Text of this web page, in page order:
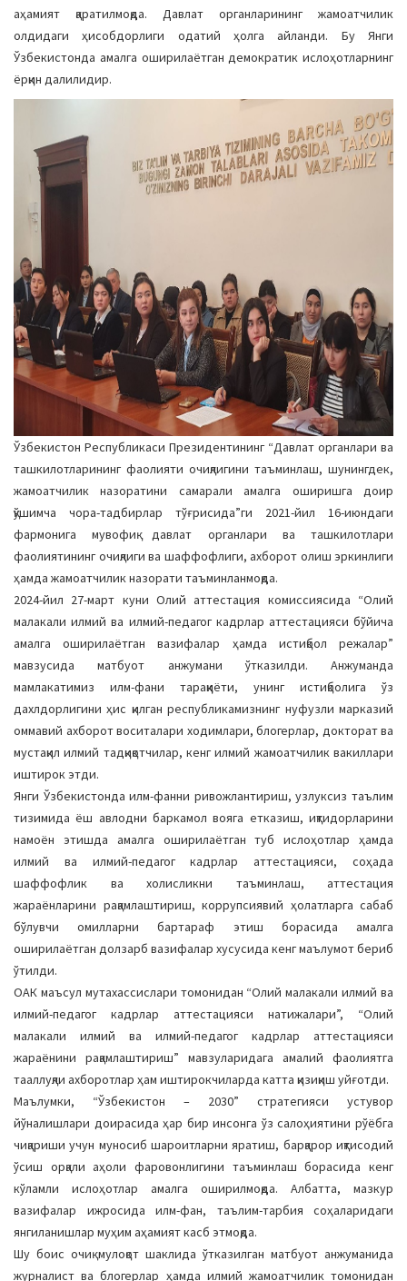
v
i
g
a
t
n
аҳамият қаратилмоқда. Давлат органларининг жамоатчилик
олдидаги ҳисобдорлиги одатий ҳолга айланди. Бу Янги
Ўзбекистонда амалга оширилаётган демократик ислоҳотларнинг
ёрқин далилидир.
Ўзбекистон Республикаси Президентининг “Давлат органлари ва
ташкилотларининг фаолияти очиқлигини таъминлаш, шунингдек,
жамоатчилик назоратини самарали амалга оширишга доир
қўшимча чора-тадбирлар тўғрисида”ги 2021-йил 16-июндаги
фармонига мувофиқ давлат органлари ва ташкилотлари
фаолиятининг очиқлиги ва шаффофлиги, ахборот олиш эркинлиги
ҳамда жамоатчилик назорати таъминланмоқда.
2024-йил 27-март куни Олий аттестация комиссиясида “Олий
малакали илмий ва илмий-педагог кадрлар аттестацияси бўйича
амалга оширилаётган вазифалар ҳамда истиқбол режалар”
мавзусида матбуот анжумани ўтказилди. Анжуманда
мамлакатимиз илм-фани тараққиёти, унинг истиқболига ўз
дахлдорлигини ҳис қилган республикамизнинг нуфузли марказий
оммавий ахборот воситалари ходимлари, блогерлар, докторат ва
мустақил илмий тадқиқотчилар, кенг илмий жамоатчилик вакиллари
иштирок этди.
Янги Ўзбекистонда илм-фанни ривожлантириш, узлуксиз таълим
тизимида ёш авлодни баркамол вояга етказиш, иқтидорларини
намоён этишда амалга оширилаётган туб ислоҳотлар ҳамда
илмий ва илмий-педагог кадрлар аттестацияси, соҳада
шаффофлик ва холисликни таъминлаш, аттестация
жараёнларини рақамлаштириш, коррупсиявий ҳолатларга сабаб
бўлувчи омилларни бартараф этиш борасида амалга
оширилаётган долзарб вазифалар хусусида кенг маълумот бериб
ўтилди.
ОАК маъсул мутахассислари томонидан “Олий малакали илмий ва
илмий-педагог кадрлар аттестацияси натижалари”, “Олий
малакали илмий ва илмий-педагог кадрлар аттестацияси
жараёнини рақамлаштириш” мавзуларидага амалий фаолиятга
тааллуқли ахборотлар ҳам иштирокчиларда катта қизиқиш уйғотди.
Маълумки, “Ўзбекистон – 2030” стратегияси устувор
йўналишлари доирасида ҳар бир инсонга ўз салоҳиятини рўёбга
чиқариши учун муносиб шароитларни яратиш, барқарор иқтисодий
ўсиш орқали аҳоли фаровонлигини таъминлаш борасида кенг
кўламли ислоҳотлар амалга оширилмоқда. Албатта, мазкур
вазифалар ижросида илм-фан, таълим-тарбия соҳаларидаги
янгиланишлар муҳим аҳамият касб этмоқда.
Шу боис очиқ мулоқот шаклида ўтказилган матбуот анжуманида
журналист ва блогерлар ҳамда илмий жамоатчилик томонидан